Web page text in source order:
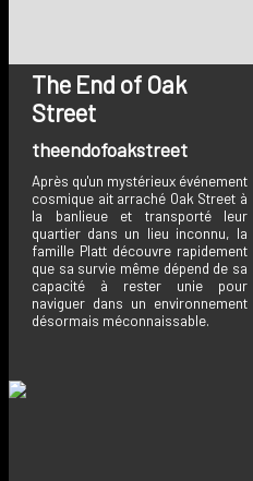
The End of Oak
Street
theendofoakstreet
Après qu'un mystérieux événement
cosmique ait arraché Oak Street à
la banlieue et transporté leur
quartier dans un lieu inconnu, la
famille Platt découvre rapidement
que sa survie même dépend de sa
capacité à rester unie pour
naviguer dans un environnement
désormais méconnaissable.